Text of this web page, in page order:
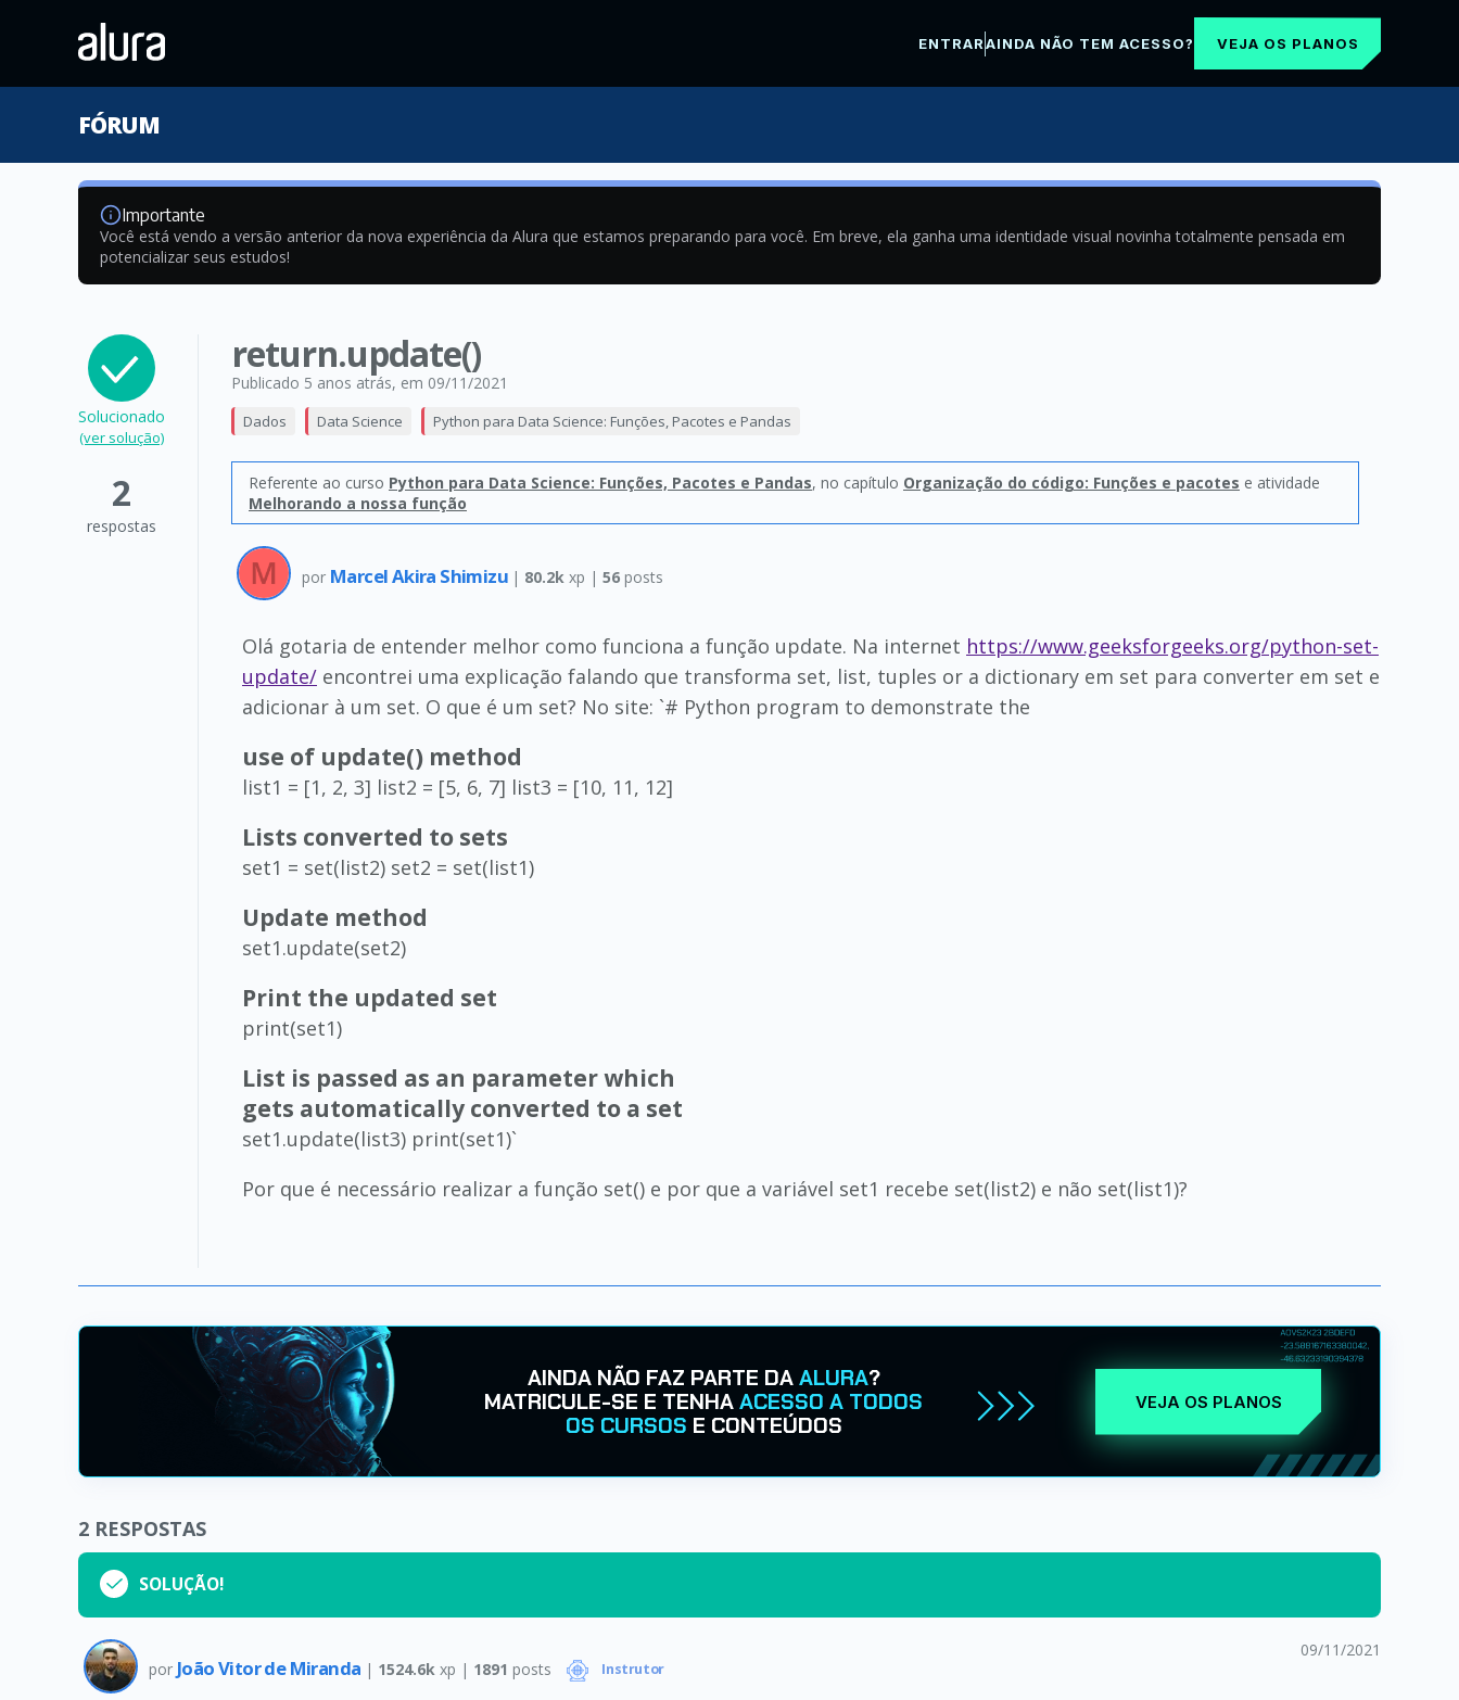
ENTRARAINDA NÃO TEM ACESSO? VEJA OS PLANOS
FÓRUM
Importante
Você está vendo a versão anterior da nova experiência da Alura que estamos preparando para você. Em breve, ela ganha uma identidade visual novinha totalmente pensada em
potencializar seus estudos!
Solucionado
(ver solução)
2
respostas
return.update()
Publicado 5 anos atrás, em 09/11/2021
Dados Data Science Python para Data Science: Funções, Pacotes e Pandas
Referente ao curso Python para Data Science: Funções, Pacotes e Pandas, no capítulo Organização do código: Funções e pacotes e atividade
Melhorando a nossa função
por Marcel Akira Shimizu | 80.2k xp |56 posts
Olá gotaria de entender melhor como funciona a função update. Na internet https://www.geeksforgeeks.org/python-set-
update/ encontrei uma explicação falando que transforma set, list, tuples or a dictionary em set para converter em set e
adicionar à um set. O que é um set? No site: `# Python program to demonstrate the
use of update() method
list1 = [1, 2, 3] list2 = [5, 6, 7] list3 = [10, 11, 12]
Lists converted to sets
set1 = set(list2) set2 = set(list1)
Update method
set1.update(set2)
Print the updated set
print(set1)
List is passed as an parameter which
gets automatically converted to a set
set1.update(list3) print(set1)`
Por que é necessário realizar a função set() e por que a variável set1 recebe set(list2) e não set(list1)?
AINDA NÃO FAZ PARTE DAALURA?
MATRICULE-SE E TENHAACESSO A TODOS
OS CURSOS E CONTEÚDOS
VEJA OS PLANOS
2 RESPOSTAS
SOLUÇÃO!
por João Vitor de Miranda | 1524.6k xp | 1891 posts Instrutor
09/11/2021